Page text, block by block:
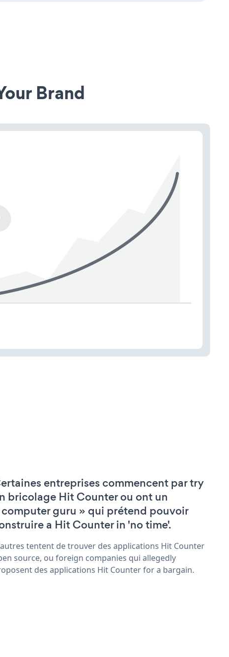
Brand
entreprises commencent par try
bricolage Hit Counter ou ont un
guru » qui prétend pouvoir
a Hit Counter in 'no time'.
tentent de trouver des applications Hit Counter
source, ou foreign companies qui allegedly
des applications Hit Counter for a bargain.